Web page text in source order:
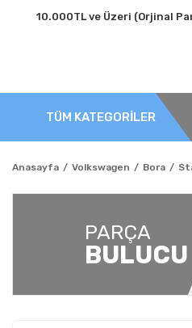
10.000TL ve Üzeri (Orjinal
TÜM KATEGORİLER
Anasayfa Volkswagen Bora
PARÇA
BULUCU